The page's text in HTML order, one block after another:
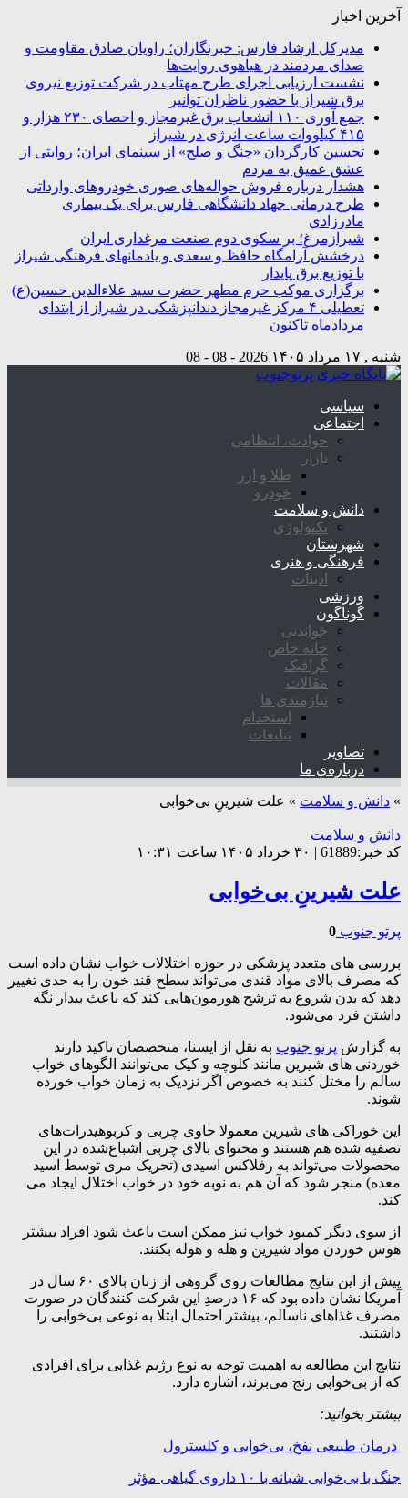
آخرین اخبار
مدیرکل ارشاد فارس: خبرنگاران؛ راویان صادق مقاومت و
صدای مردمند در هیاهوی روایت‌ها
نشست ارزیابی اجرای طرح مهتاب در شرکت توزیع نیروی
برق شیراز با حضور ناظران توانیر
جمع آوری ۱۱۰ انشعاب برق غیرمجاز و احصای ۲۳۰ هزار و
۴۱۵ کیلووات ساعت انرژی در شیراز
تحسین کارگردان «جنگ و صلح» از سینمای ایران؛ روایتی از
عشق عمیق به مردم
هشدار درباره فروش حواله‌های صوری خودروهای وارداتی
طرح درمانی جهاد دانشگاهی فارس برای یک بیماری
مادرزادی
شیرازمرغ؛ بر سکوی دوم صنعت مرغداری ایران
درخشش آرامگاه‌ حافظ و سعدی و یادمانهای فرهنگی شیراز
با توزیع برق پایدار
برگزاری موکب حرم مطهر حضرت سید علاءالدین حسین(ع)
تعطیلی ۴ مرکز غیرمجاز دندانپزشکی در شیراز از ابتدای
مردادماه تاکنون
شنبه , ۱۷ مرداد ۱۴۰۵ 2026 - 08 - 08
سیاسی
اجتماعی
حوادث، انتظامی
بازار
طلا و ارز
خودرو
دانش و سلامت
تکنولوژی
شهرستان
فرهنگی و هنری
ادبیات
ورزشی
گوناگون
خواندنی
خانه خاص
گرافیک
مقالات
نیازمندی ها
استخدام
تبلیغات
تصاویر
درباره‌ی ما
» دانش و سلامت » علت شیرینِ بی‌خوابی
دانش و سلامت
کد خبر:61889 | ۳۰ خرداد ۱۴۰۵ ساعت ۱۰:۳۱
علت شیرینِ بی‌خوابی
پرتو جنوب 0
بررسی های متعدد پزشکی در حوزه اختلالات خواب نشان داده است
که مصرف بالای مواد قندی می‌تواند سطح قند خون را به حدی تغییر
دهد که بدن شروع به ترشح هورمون‌هایی کند که باعث بیدار نگه
داشتن فرد می‌شود.
به گزارش پرتو جنوب به نقل از ایسنا، متخصصان تاکید دارند
خوردنی های شیرین مانند کلوچه و کیک می‌توانند الگوهای خواب
سالم را مختل کنند به خصوص اگر نزدیک به زمان خواب خورده
شوند.
این خوراکی های شیرین معمولا حاوی چربی و کربوهیدرات‌های
تصفیه شده هم هستند و محتوای بالای چربی اشباع‌شده در این
محصولات می‌تواند به رفلاکس اسیدی (تحریک مری توسط اسید
معده) منجر شود که آن هم به نوبه خود در خواب اختلال ایجاد می
کند.
از سوی دیگر کمبود خواب نیز ممکن است باعث شود افراد بیشتر
هوس خوردن مواد شیرین و هله و هوله بکنند.
پیش از این نتایج مطالعات روی گروهی از زنان بالای ۶۰ سال در
آمریکا نشان داده بود که ۱۶ درصدِ این شرکت کنندگان در صورت
مصرف غذاهای ناسالم، بیشتر احتمال ابتلا به نوعی بی‌خوابی را
داشتند.
نتایج این مطالعه به اهمیت توجه به نوع رژیم غذایی برای افرادی
که از بی‌خوابی رنج می‌برند، اشاره دارد.
بیشتر بخوانید:
درمان طبیعی نفخ، بی‌خوابی و کلسترول
جنگ با بی‌خوابی شبانه با ۱۰ داروی گیاهی مؤثر